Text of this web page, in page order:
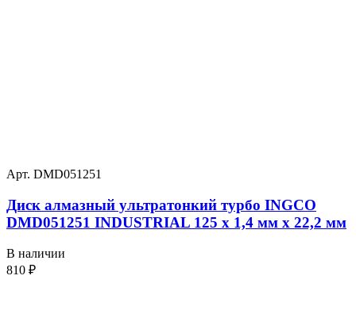
Арт. DMD051251
Диск алмазный ультратонкий турбо INGCO
DMD051251 INDUSTRIAL 125 х 1,4 мм x 22,2 мм
В наличии
810 ₽